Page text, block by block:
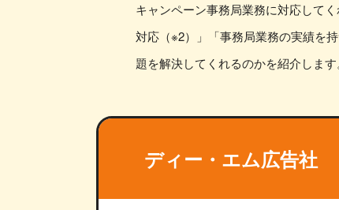
キャンペーン事務局業務に対応して
対応（※2）」「事務局業務の実績を
題を解決してくれるのかを紹介します
ディー・エム広告社